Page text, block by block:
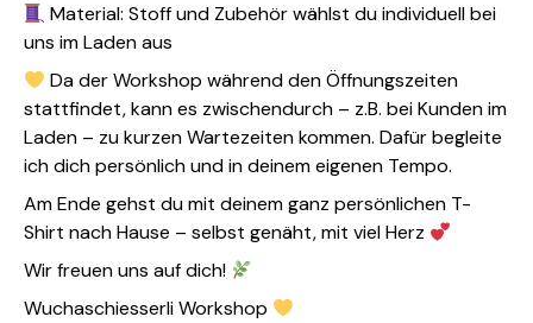
Material: Stoff und Zubehör wählst du individuell bei
uns im Laden aus
Da der Workshop während den Öffnungszeiten
stattfindet, kann es zwischendurch – z.B. bei Kunden im
Laden – zu kurzen Wartezeiten kommen. Dafür begleite
ich dich persönlich und in deinem eigenen Tempo.
Am Ende gehst du mit deinem ganz persönlichen T-
Shirt nach Hause – selbst genäht, mit viel Herz
Wir freuen uns auf dich!
Wuchaschiesserli Workshop